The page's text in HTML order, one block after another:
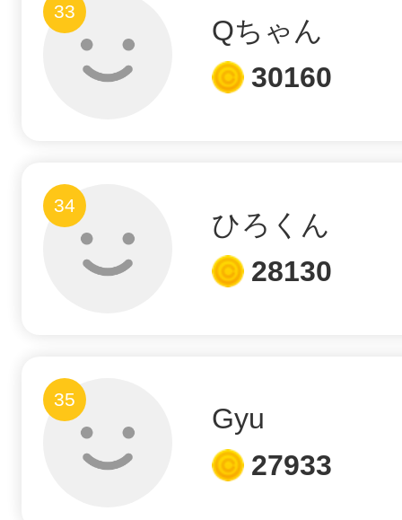
33
Qちゃん
30160
34
ひろくん
28130
35
Gyu
27933